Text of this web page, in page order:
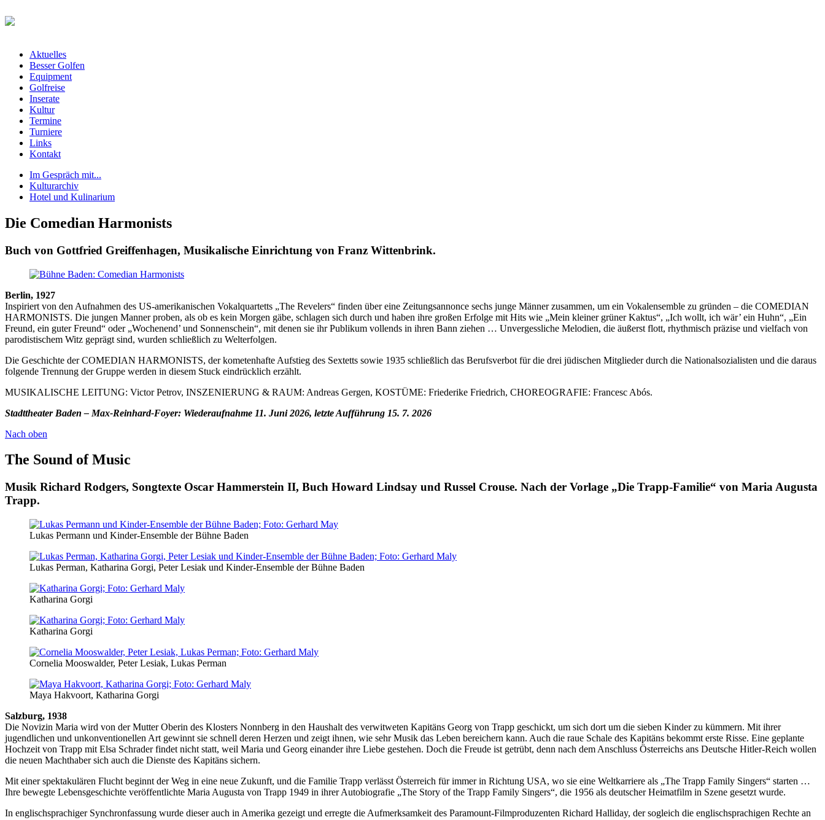
Aktuelles
Besser Golfen
Equipment
Golfreise
Inserate
Kultur
Termine
Turniere
Links
Kontakt
Im Gespräch mit...
Kulturarchiv
Hotel und Kulinarium
Die Comedian Harmonists
Buch von Gottfried Greiffenhagen, Musikalische Einrichtung von Franz Wittenbrink.
Berlin, 1927
Inspiriert von den Aufnahmen des US-amerikanischen Vokalquartetts „The Revelers“ finden über eine Zeitungsannonce sechs junge Männer zusammen, um ein Vokalensemble zu gründen – die COMEDIAN
HARMONISTS. Die jungen Manner proben, als ob es kein Morgen gäbe, schlagen sich durch und haben ihre großen Erfolge mit Hits wie „Mein kleiner grüner Kaktus“, „Ich wollt, ich wär’ ein Huhn“, „Ein
Freund, ein guter Freund“ oder „Wochenend’ und Sonnenschein“, mit denen sie ihr Publikum vollends in ihren Bann ziehen … Unvergessliche Melodien, die äußerst flott, rhythmisch präzise und vielfach von
parodistischem Witz geprägt sind, wurden schließlich zu Welterfolgen.
Die Geschichte der COMEDIAN HARMONISTS, der kometenhafte Aufstieg des Sextetts sowie 1935 schließlich das Berufsverbot für die drei jüdischen Mitglieder durch die Nationalsozialisten und die daraus
folgende Trennung der Gruppe werden in diesem Stuck eindrücklich erzählt.
MUSIKALISCHE LEITUNG: Victor Petrov, INSZENIERUNG & RAUM: Andreas Gergen, KOSTÜME: Friederike Friedrich, CHOREOGRAFIE: Francesc Abós.
Stadttheater Baden – Max-Reinhard-Foyer: Wiederaufnahme 11. Juni 2026, letzte Aufführung 15. 7. 2026
Nach oben
The Sound of Music
Musik Richard Rodgers, Songtexte Oscar Hammerstein II, Buch Howard Lindsay und Russel Crouse. Nach der Vorlage „Die Trapp-Familie“ von Maria Augusta
Trapp.
Lukas Permann und Kinder-Ensemble der Bühne Baden
Lukas Perman, Katharina Gorgi, Peter Lesiak und Kinder-Ensemble der Bühne Baden
Katharina Gorgi
Katharina Gorgi
Cornelia Mooswalder, Peter Lesiak, Lukas Perman
Maya Hakvoort, Katharina Gorgi
Salzburg, 1938
Die Novizin Maria wird von der Mutter Oberin des Klosters Nonnberg in den Haushalt des verwitweten Kapitäns Georg von Trapp geschickt, um sich dort um die sieben Kinder zu kümmern. Mit ihrer
jugendlichen und unkonventionellen Art gewinnt sie schnell deren Herzen und zeigt ihnen, wie sehr Musik das Leben bereichern kann. Auch die raue Schale des Kapitäns bekommt erste Risse. Eine geplante
Hochzeit von Trapp mit Elsa Schrader findet nicht statt, weil Maria und Georg einander ihre Liebe gestehen. Doch die Freude ist getrübt, denn nach dem Anschluss Österreichs ans Deutsche Hitler-Reich wollen
die neuen Machthaber sich auch die Dienste des Kapitäns sichern.
Mit einer spektakulären Flucht beginnt der Weg in eine neue Zukunft, und die Familie Trapp verlässt Österreich für immer in Richtung USA, wo sie eine Weltkarriere als „The Trapp Family Singers“ starten …
Ihre bewegte Lebensgeschichte veröffentlichte Maria Augusta von Trapp 1949 in ihrer Autobiografie „The Story of the Trapp Family Singers“, die 1956 als deutscher Heimatfilm in Szene gesetzt wurde.
In englischsprachiger Synchronfassung wurde dieser auch in Amerika gezeigt und erregte die Aufmerksamkeit des Paramount-Filmproduzenten Richard Halliday, der sogleich die englischsprachigen Rechte an